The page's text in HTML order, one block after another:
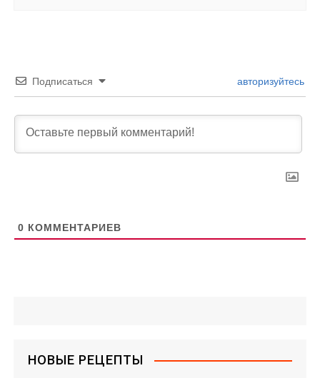
Подписаться авторизуйтесь
0 КОММЕНТАРИЕВ
НОВЫЕ РЕЦЕПТЫ